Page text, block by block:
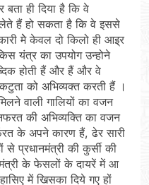
बता ही दिया है कि वे
लेते हैं हो सकता है कि वे इससे
मेे केवल दो किलो ही आइ्र
यंत्र का उपयोग उन्होने
होती हैं और हैं और वे
को अभिव्यक्त करती हैं ।
वाली गालियों का वजन
की अभिव्यक्ति का वजन
के अपने कारण हैं, ढेर सारी
से प्रधानमंत्री की कुर्सी की
के फेसलों के दायरें में आ
में खिसका दिये गए हों